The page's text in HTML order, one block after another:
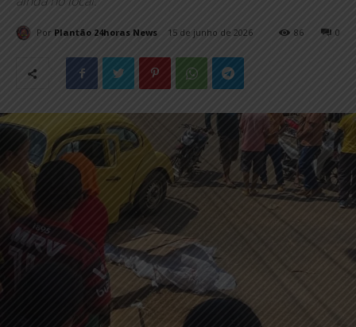
Por Plantão 24horas News 15 de junho de 2026 0
86